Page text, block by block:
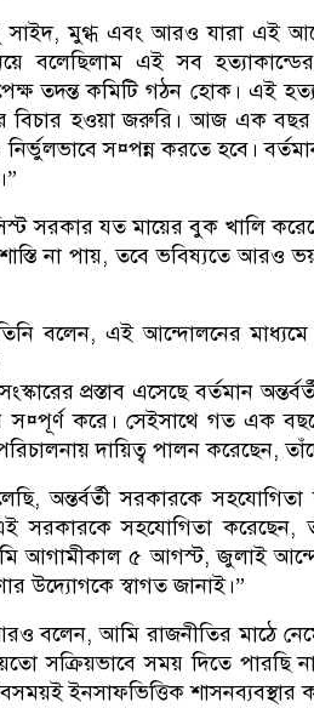
মুগ্ধ এবং আরও যারা এই
বলেছিলাম এই সব
তদন্ত কমিটি গঠন হোক। এই
বিচার হওয়া জরুরি। আজ এক বছর
স¤পন্ন করতে হবে।
সরকার যত মায়ের বুক খালি
না পায়, তবে ভবিষ্যতে আরও
বলেন, এই আন্দোলনের মাধ্যমে
প্রস্তাব এসেছে বর্তমান
স¤পূর্ণ করে। সেইসাথে গত এক
পরিচালনায় দায়িত্ব পালন করেছেন,
অন্তর্বর্তী সরকারকে
সরকারকে সহযোগিতা করেছেন,
আগামীকাল ৫ আগস্ট, জুলাই
উদ্যোগকে স্বাগত জানাই।”
বলেন, আমি রাজনীতির মাঠে
সক্রিয়ভাবে সময় দিতে
ইনসাফভিত্তিক